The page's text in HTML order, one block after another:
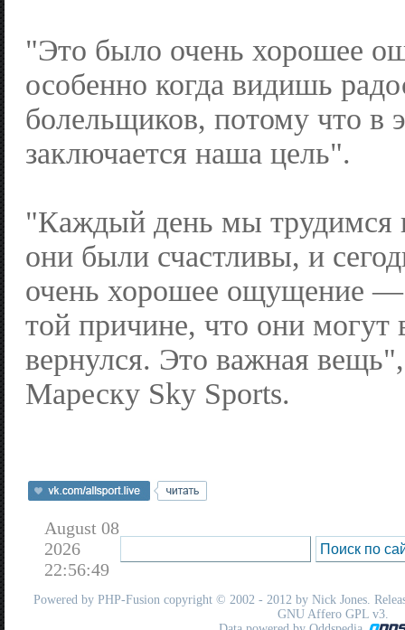
"Это было очень хорошее
особенно когда видишь
болельщиков, потому что в
заключается наша цель".
"Каждый день мы трудимся
они были счастливы, и
очень хорошее ощущение —
той причине, что они могут
вернулся. Это важная
Мареску Sky Sports.
August 08
2026
22:56:49
Powered by PHP-Fusion copyright © 2002 - 2012 by Nick Jones.
GNU Affero GPL v3.